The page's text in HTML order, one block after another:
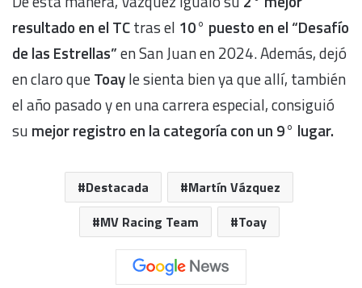
resultado en el TCtras el 10° puesto en el “Desafío
de las Estrellas”en San Juan en 2024. Además, dejó
en claro queToayle sienta bien ya que allí, también
el año pasado y en una carrera especial, consiguió
su mejor registro en la categoría con un 9° lugar.
Destacada
Martín Vázquez
MV Racing Team
Toay